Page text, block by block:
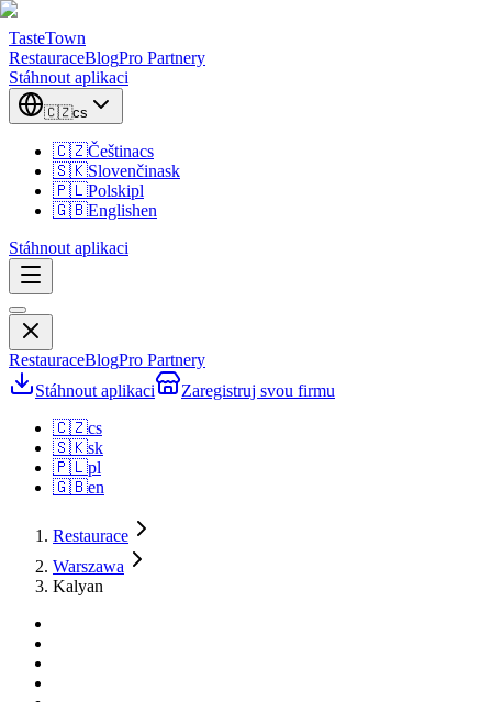
TasteTown
RestauraceBlogPro Partnery
Stáhnout aplikaci
🇨🇿cs
🇨🇿Češtinacs
🇸🇰Slovenčinask
🇵🇱Polskipl
🇬🇧Englishen
Stáhnout aplikaci
RestauraceBlogPro Partnery
Stáhnout aplikaci
Zaregistruj svou firmu
🇨🇿cs
🇸🇰sk
🇵🇱pl
🇬🇧en
Restaurace
Warszawa
Kalyan